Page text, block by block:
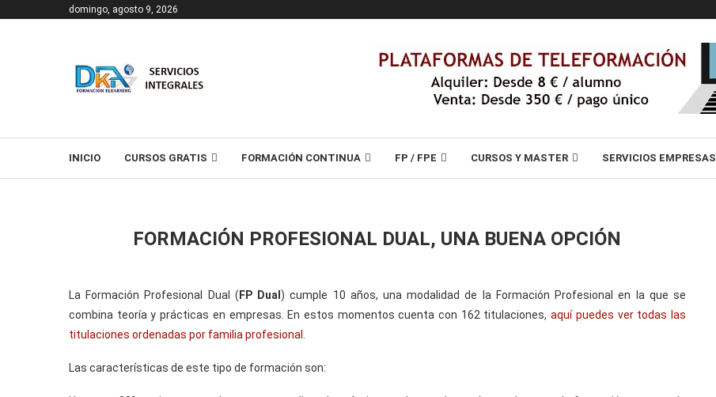
domingo, agosto 9, 2026
INICIO CURSOS GRATIS FORMACIÓN CONTINUA FP / FPE CURSOS Y MASTER SERVICIOS EMPRESAS
FORMACIÓN PROFESIONAL DUAL, UNA BUENA OPCIÓN
La Formación Profesional Dual ( FP Dual) cumple 10 años, una modalidad de la Formación Profesional en la que se
combina teoría y prácticas en empresas. En estos momentos cuenta con 162 titulaciones,aquí puedes ver todas las
titulaciones ordenadas por familia profesional
Las características de este tipo de formación son: